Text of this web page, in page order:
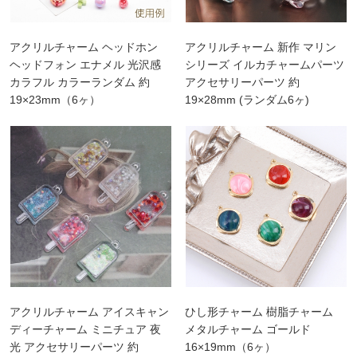
アクリルチャーム ヘッドホン
ヘッドフォン エナメル 光沢感
カラフル カラーランダム 約
19×23mm（6ヶ）
アクリルチャーム 新作 マリン
シリーズ イルカチャームパーツ
アクセサリーパーツ 約
19×28mm (ランダム6ヶ)
アクリルチャーム アイスキャン
ディーチャーム ミニチュア 夜
光 アクセサリーパーツ 約
ひし形チャーム 樹脂チャーム
メタルチャーム ゴールド
16×19mm（6ヶ）